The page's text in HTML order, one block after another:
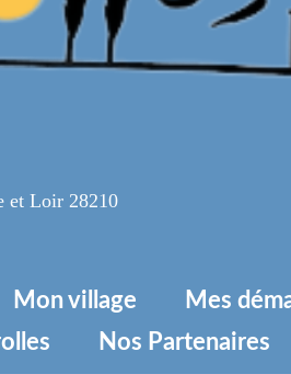
et Loir 28210
Mon village
Mes
Nos Partenaires